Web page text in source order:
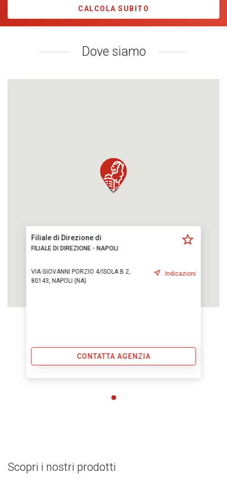
CALCOLA SUBITO
Dove siamo
Filiale di Direzione di
FILIALE DI DIREZIONE - NAPOLI
VIA GIOVANNI PORZIO 4/ISOLA B 2,
80143, NAPOLI (NA)
Indicazioni
CONTATTA AGENZIA
Scopri i nostri prodotti